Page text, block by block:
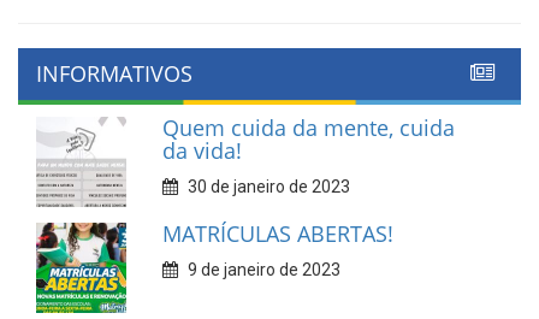
INFORMATIVOS
Quem cuida da mente, cuida
da vida!
30 de janeiro de 2023
MATRÍCULAS ABERTAS!
9 de janeiro de 2023